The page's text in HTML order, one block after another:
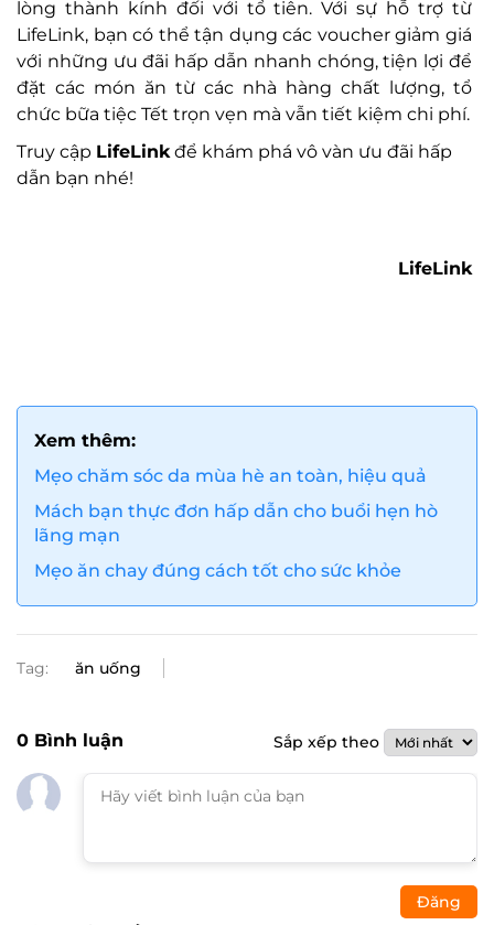
lòng thành kính đối với tổ tiên. Với sự hỗ trợ từ
LifeLink, bạn có thể tận dụng các voucher giảm giá
với những ưu đãi hấp dẫn nhanh chóng, tiện lợi để
đặt các món ăn từ các nhà hàng chất lượng, tổ
chức bữa tiệc Tết trọn vẹn mà vẫn tiết kiệm chi phí.
Truy cập LifeLinkđể khám phá vô vàn ưu đãi hấp
dẫn bạn nhé!
LifeLink
Xem thêm:
Mẹo chăm sóc da mùa hè an toàn, hiệu quả
Mách bạn thực đơn hấp dẫn cho buổi hẹn hò
lãng mạn
Mẹo ăn chay đúng cách tốt cho sức khỏe
Tag: ăn uống
0 Bình luận Sắp xếp theo
Đăng